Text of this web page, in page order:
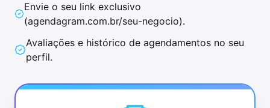
Envie o seu link exclusivo
(agendagram.com.br/seu-negocio).
Avaliações e histórico de agendamentos no seu
perfil.